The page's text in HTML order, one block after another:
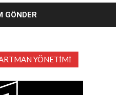
YÖNETIMI